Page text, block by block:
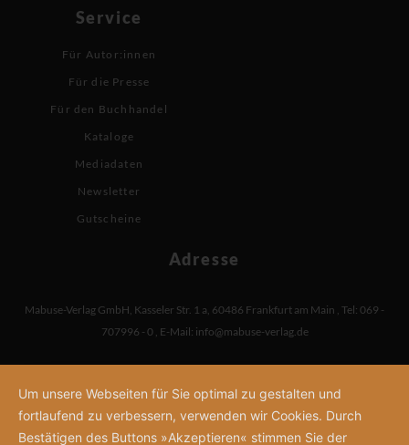
Service
Für Autor:innen
Für die Presse
Für den Buchhandel
Kataloge
Mediadaten
Newsletter
Gutscheine
Adresse
Mabuse-Verlag GmbH, Kasseler Str. 1 a, 60486 Frankfurt am Main , Tel: 069 -
707996 - 0 , E-Mail: info@mabuse-verlag.de
Um unsere Webseiten für Sie optimal zu gestalten und
fortlaufend zu verbessern, verwenden wir Cookies. Durch
Bestätigen des Buttons »Akzeptieren« stimmen Sie der